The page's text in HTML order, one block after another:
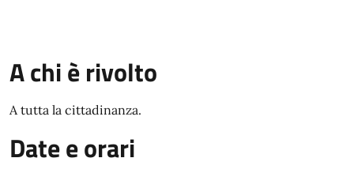
A chi è rivolto
A tutta la cittadinanza.
Date e orari